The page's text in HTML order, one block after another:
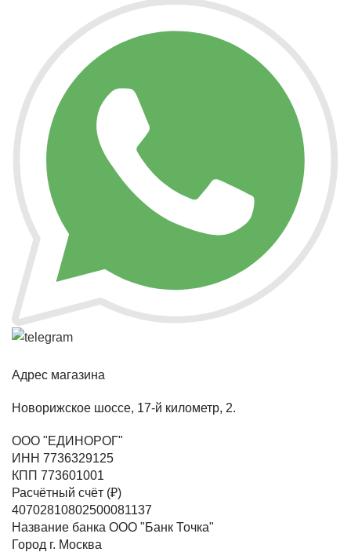
Адрес магазина
Новорижское шоссе, 17-й километр, 2.
ООО "ЕДИНОРОГ"
ИНН 7736329125
КПП 773601001
Расчётный счёт (₽)
40702810802500081137
Название банка ООО "Банк Точка"
Город г. Москва